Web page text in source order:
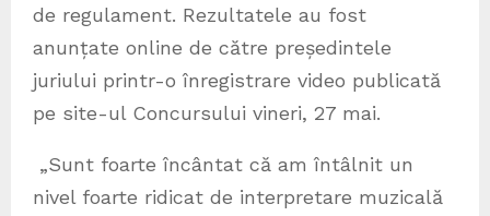
de regulament. Rezultatele au fost
anunțate online de către președintele
juriului printr-o înregistrare video publicată
pe site-ul Concursului vineri, 27 mai.
„Sunt foarte încântat că am întâlnit un
nivel foarte ridicat de interpretare muzicală